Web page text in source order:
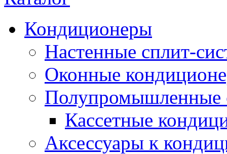
Кондиционеры
Настенные сплит-
Оконные
Полупромышленные
Кассетные
Аксессуары к